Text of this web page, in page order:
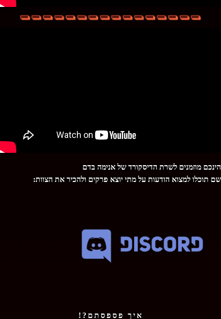
הינכם מוזמנים לשרת הדיסקורד של אנימה בדם
שם תוכלו למצוא הודעות על מתי יוצא פרקים ולהכיר את הצוות:
איך פספסתם?!